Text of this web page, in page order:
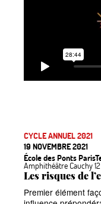
CYCLE ANNUEL 2021
19 NOVEMBRE 2021
École des Ponts
Amphithéâtre Cauchy
Les risques de
Premier élément